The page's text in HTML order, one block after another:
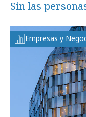
Sin las
Empresas y